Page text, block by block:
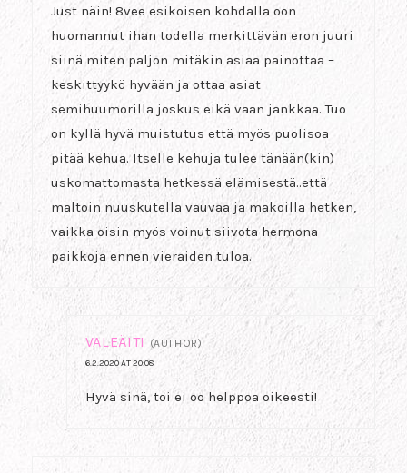
Just näin! 8vee esikoisen kohdalla oon
huomannut ihan todella merkittävän eron juuri
siinä miten paljon mitäkin asiaa painottaa –
keskittyykö hyvään ja ottaa asiat
semihuumorilla joskus eikä vaan jankkaa. Tuo
on kyllä hyvä muistutus että myös puolisoa
pitää kehua. Itselle kehuja tulee tänään(kin)
uskomattomasta hetkessä elämisestä..että
maltoin nuuskutella vauvaa ja makoilla hetken,
vaikka oisin myös voinut siivota hermona
paikkoja ennen vieraiden tuloa.
VALEÄITI (AUTHOR)
6.2.2020 AT 20:08
Hyvä sinä, toi ei oo helppoa oikeesti!